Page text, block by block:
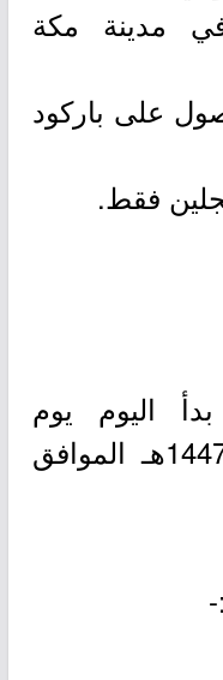
مدينة مكة
على باركود
اليوم يوم
الخميس بتاريخ 1447/07/26هـ الموافق